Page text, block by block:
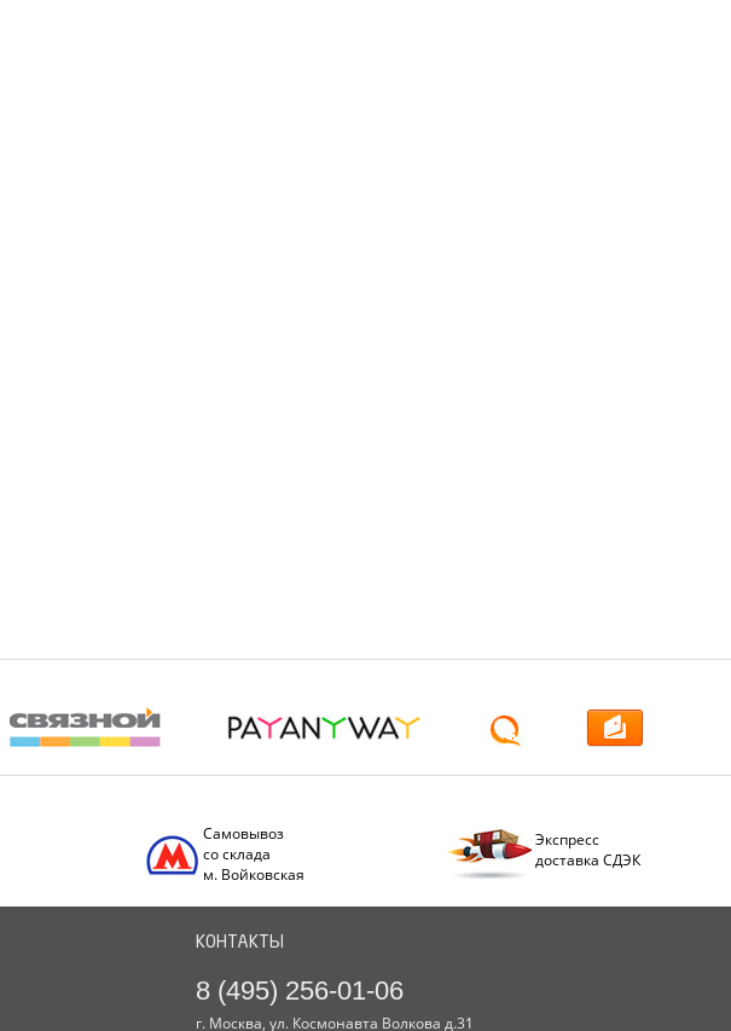
Самовывоз
со склада
м. Войковская
Экспресс
доставка СДЭК
КОНТАКТЫ
8 (495) 256-01-06
г. Москва, ул. Космонавта Волкова д.31